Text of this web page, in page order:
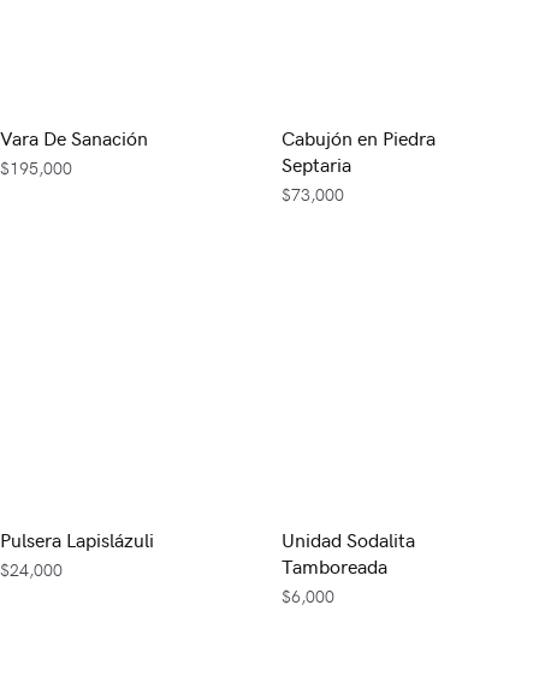
Vara De Sanación
$195,000
Cabujón en Piedra
Septaria
$73,000
Pulsera Lapislázuli
$24,000
Unidad Sodalita
Tamboreada
$6,000